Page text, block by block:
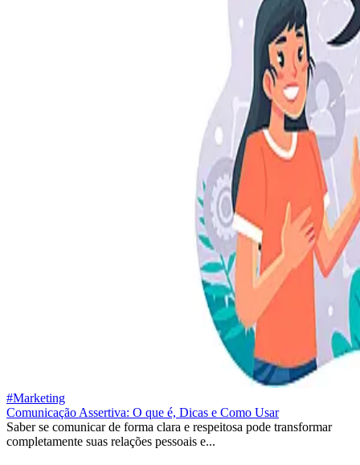
#Marketing
Comunicação Assertiva: O que é, Dicas e Como Usar
Saber se comunicar de forma clara e respeitosa pode transformar
completamente suas relações pessoais e...